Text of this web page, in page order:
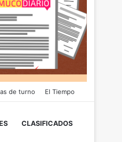
de turno El Tiempo
CLASIFICADOS